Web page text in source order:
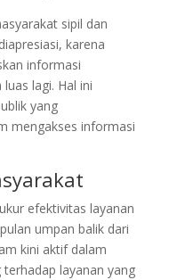
sipil dan
karena
informasi
lagi. Hal ini
yang
mengakses informasi
efektivitas layanan
umpan balik dari
kini aktif dalam
layanan yang